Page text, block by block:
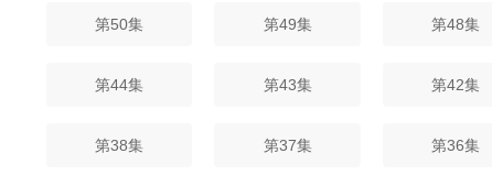
第50集 第49集 第48集
第44集 第43集 第42集
第38集 第37集 第36集